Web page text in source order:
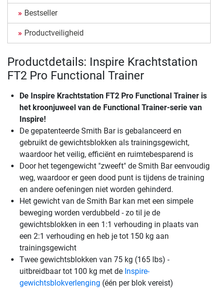
Bestseller
Productveiligheid
Productdetails: Inspire Krachtstation
FT2 Pro Functional Trainer
De Inspire Krachtstation FT2 Pro Functional Trainer is
het kroonjuweel van de Functional Trainer-serie van
Inspire!
De gepatenteerde Smith Bar is gebalanceerd en
gebruikt de gewichtsblokken als trainingsgewicht,
waardoor het veilig, efficiënt en ruimtebesparend is
Door het tegengewicht "zweeft" de Smith Bar eenvoudig
weg, waardoor er geen dood punt is tijdens de training
en andere oefeningen niet worden gehinderd.
Het gewicht van de Smith Bar kan met een simpele
beweging worden verdubbeld - zo til je de
gewichtsblokken in een 1:1 verhouding in plaats van
een 2:1 verhouding en heb je tot 150 kg aan
trainingsgewicht
Twee gewichtsblokken van 75 kg (165 lbs) -
uitbreidbaar tot 100 kg met de Inspire-
gewichtsblokverlenging (één per blok vereist)